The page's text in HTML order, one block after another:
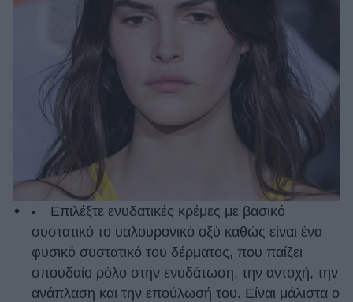
Women's Forum
Hautes Grecians
Γάμος
Market News
Επιλέξτε ενυδατικές κρέμες με βασικό
συστατικό το υαλουρονικό οξύ καθώς είναι ένα
φυσικό συστατικό του δέρματος, που παίζει
σπουδαίο ρόλο στην ενυδάτωση, την αντοχή, την
ανάπλαση και την επούλωσή του. Είναι μάλιστα ο